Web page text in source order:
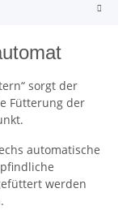
sorgt der
Fütterung der
automatische
werden